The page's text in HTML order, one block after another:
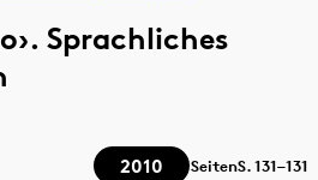
Sprachliches
2010 SeitenS.131–131